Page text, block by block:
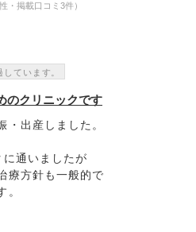
・掲載口コミ3件）
ています。
のクリニックです
・出産しました。
通いましたが
療方針も一般的で
。